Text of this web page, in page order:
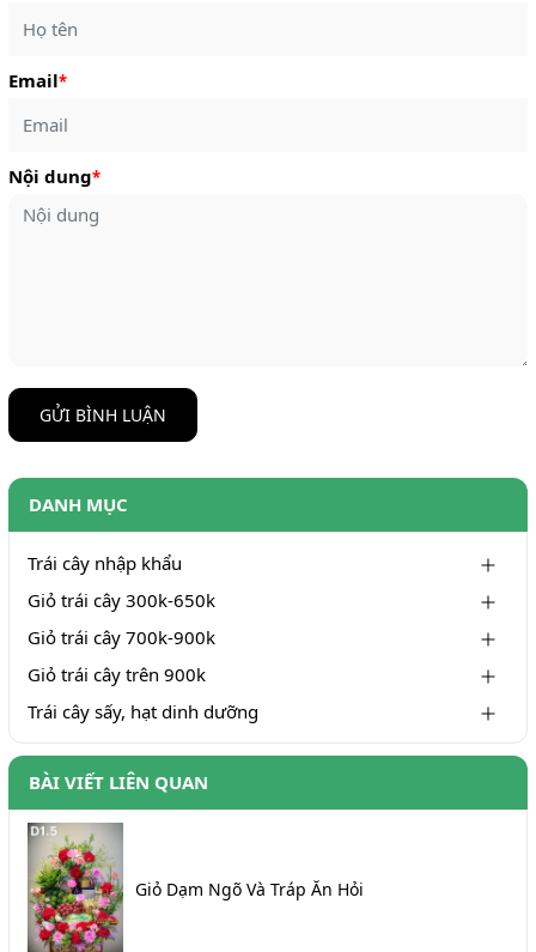
Email*
Nội dung*
GỬI BÌNH LUẬN
DANH MỤC
Trái cây nhập khẩu
Giỏ trái cây 300k-650k
Giỏ trái cây 700k-900k
Giỏ trái cây trên 900k
Trái cây sấy, hạt dinh dưỡng
BÀI VIẾT LIÊN QUAN
Giỏ Dạm Ngõ Và Tráp Ăn Hỏi